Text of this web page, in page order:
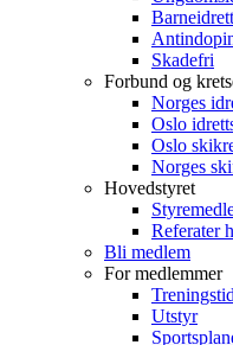
Barneidrett
Skadefri
Forbund og
Norges
Oslo
Oslo
Norges
Hovedstyret
Referater
Bli medlem
For medlemmer
Utstyr